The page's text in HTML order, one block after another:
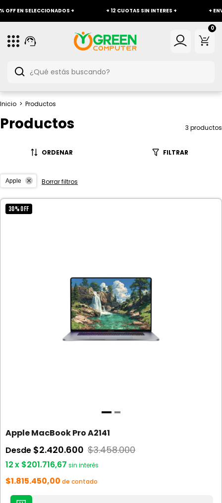
EN SELECCIONADOS + + 12 CUOTAS SIN INTERES + +
0
Inicio > Productos
Productos 3 productos
ORDENAR FILTRAR
Apple Borrar filtros
30%OFF
Apple MacBook Pro A2141
Desde $2.420.600 $3.458.000
12x $201.716,67 sin interés
$1.815.450,00 de contado
AGREGAR